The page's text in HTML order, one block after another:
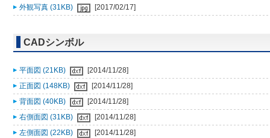
外観写真 (31KB) [2017/02/17]
CADシンボル
平面図 (21KB)
[2014/11/28]
正面図 (148KB)
[2014/11/28]
背面図 (40KB)
[2014/11/28]
右側面図 (31KB)
[2014/11/28]
左側面図 (22KB)
[2014/11/28]